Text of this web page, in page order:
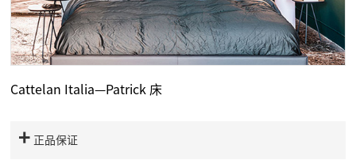
Cattelan Italia—Patrick 床
正品保证